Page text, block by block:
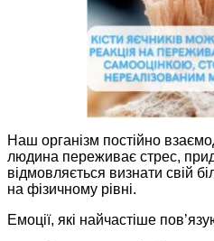
Наш організм постійно
людина переживає стрес,
відмовляється визнати свій
на фізичному рівні.
Емоції, які найчастіше